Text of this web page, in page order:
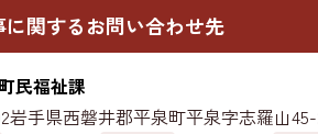
に関するお問い合わせ先
民福祉課
岩手県西磐井郡平泉町平泉字志羅山